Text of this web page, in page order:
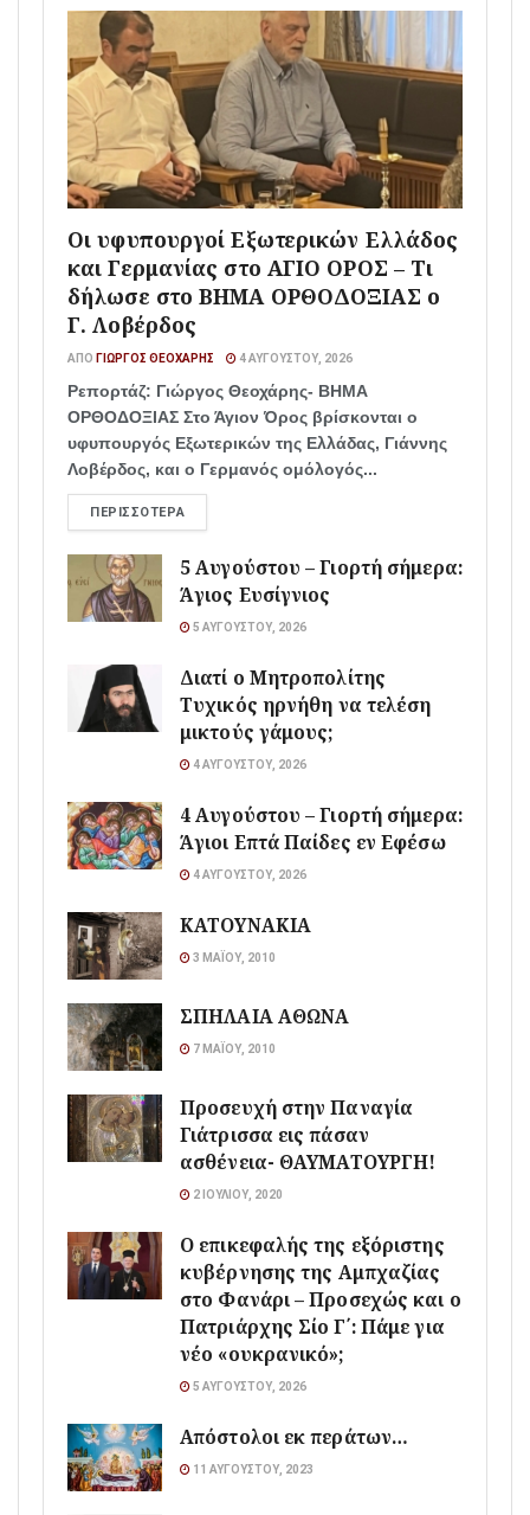
Οι υφυπουργοί Εξωτερικών Ελλάδος
και Γερμανίας στο ΑΓΙΟ ΟΡΟΣ – Τι
δήλωσε στο ΒΗΜΑ ΟΡΘΟΔΟΞΙΑΣ ο
Γ. Λοβέρδος
ΑΠΌ ΓΙΏΡΓΟΣ ΘΕΟΧΆΡΗΣ 4 ΑΥΓΟΎΣΤΟΥ, 2026
Ρεπορτάζ: Γιώργος Θεοχάρης- ΒΗΜΑ
ΟΡΘΟΔΟΞΙΑΣ Στο Άγιον Όρος βρίσκονται ο
υφυπουργός Εξωτερικών της Ελλάδας, Γιάννης
Λοβέρδος, και ο Γερμανός ομόλογός...
ΠΕΡΙΣΣΌΤΕΡΑ
5 Αυγούστου – Γιορτή σήμερα:
Άγιος Ευσίγνιος
5 ΑΥΓΟΎΣΤΟΥ, 2026
Διατί ο Μητροπολίτης
Τυχικός ηρνήθη να τελέση
μικτούς γάμους;
4 ΑΥΓΟΎΣΤΟΥ, 2026
4 Αυγούστου – Γιορτή σήμερα:
Άγιοι Επτά Παίδες εν Εφέσω
4 ΑΥΓΟΎΣΤΟΥ, 2026
ΚΑΤΟΥΝΑΚΙΑ
3 ΜΑΪ́ΟΥ, 2010
ΣΠΗΛΑΙΑ ΑΘΩΝΑ
7 ΜΑΪ́ΟΥ, 2010
Προσευχή στην Παναγία
Γιάτρισσα εις πάσαν
ασθένεια- ΘΑΥΜΑΤΟΥΡΓΗ!
2 ΙΟΥΛΊΟΥ, 2020
Ο επικεφαλής της εξόριστης
κυβέρνησης της Αμπχαζίας
στο Φανάρι – Προσεχώς και ο
Πατριάρχης Σίο Γ΄: Πάμε για
νέο «ουκρανικό»;
5 ΑΥΓΟΎΣΤΟΥ, 2026
Απόστολοι εκ περάτων…
11 ΑΥΓΟΎΣΤΟΥ, 2023